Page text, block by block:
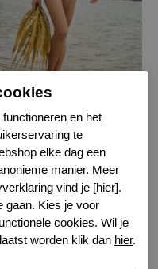
Breeze
en het
te
elke dag een
manier. Meer
vind je [hier].
gaan. Kies je voor
cookies. Wil je
worden klik dan hier.